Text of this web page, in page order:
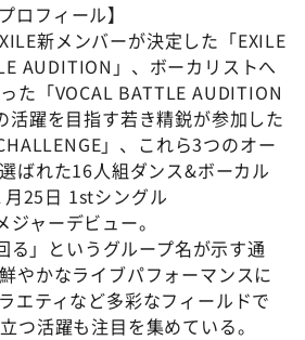
ロフィール】
新メンバーが決定した「EXILE
AUDITION」、ボーカリストへ
た「VOCAL BATTLE AUDITION
活躍を目指す若き精鋭が参加した
」、これら3つのオー
ばれた16人組ダンス&ボーカル
25日 1stシングル
ャーデビュー。
る」というグループ名が示す通
やかなライブパフォーマンスに
エティなど多彩なフィールドで
つ活躍も注目を集めている。